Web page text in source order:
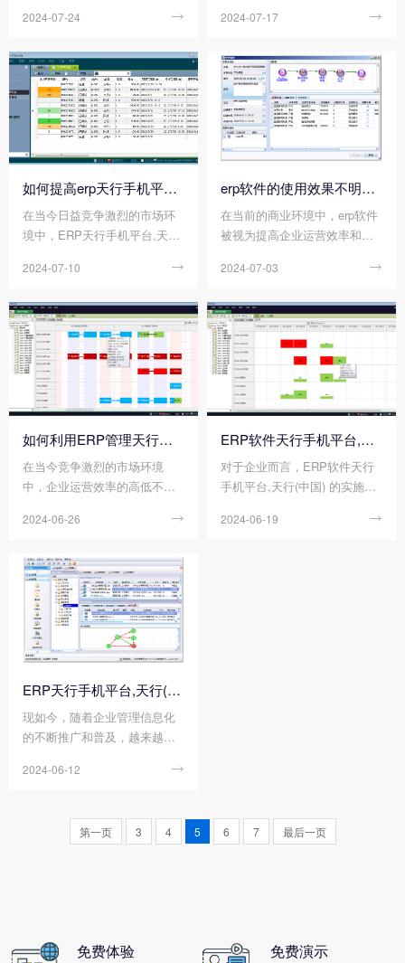
项目的顺利推进和后续的成功
技术层面的考量，还可能会涉
及到组织、人员、流程等多个
方面。那么您知道erp管理天行
手机平台,天行(中国) 实施前，
要做好哪些准备工作吗?
2024-07-24 
步骤之一，因此，企业在实施E
求调研工作，确保调研的全面
性、准确性和深入性，从而才
能为后续的erp软件天行手机平
台,天行(中国) 选型、实施和运
维工作奠定坚实的基础。
2024-07-17 
如何提高erp天行手机平台,天行(中国) 的运行速度?
在当今日益竞争激烈的市场环
境中，ERP天行手机平台,天行
具，其运行速度不仅关乎企业
的直接体现。由此可见，提高E
RP天行手机平台,天行(中国) 运
行速度是企业实现高效运营的
关键步骤之一。那么您知道如
何提高erp天行手机平台,天行
(中国) 的运行速度吗?
2024-07-10 
erp软件的使用效果不明显，该如何改善?
在当前的商业环境中，erp软件
被视为提高企业运营效率和优
而，在erp软件的使用过程中，
就是在某些企业中，erp软件的
使用效果并不如预期般显著。
那么您知道erp软件的使用效果
不明显，该如何改善吗?
2024-07-03 
如何利用ERP管理天行手机平台,天行(中国) 提升企业运营效率?
在当今竞争激烈的市场环境
中，企业运营效率的高低不仅
力，更是企业盈利能力的重要
找一种能够显著提升企业运营
效率的工具或天行手机平台,天
行(中国) ，便成为众多企业家
的迫切需求。而ERP管理天行
手机平台,天行(中国) 作为一种
先进的企业资源计划天行手机
平台,天行(中国) ，已经成为众
具。那么您知道如何利用ERP
管理天行手机平台,天行(中国)
提升企业运营效率吗?
2024-06-26 
ERP软件天行手机平台,天行(中国) 的实施流程分为哪几个阶段?
对于企业而言，ERP软件天行
手机平台,天行(中国) 的实施阶
为它在一定程度上，直接决定
2024-06-19 
ERP天行手机平台,天行(中国) 的上线，需要做好哪些准备工作?
现如今，随着企业管理信息化
的不断推广和普及，越来越多
平台,天行(中国) 。而ERP天行
无疑是企业信息化进程中的一
次重大跨越。而我们为了更好
2024-06-12 
第一页 3 4 5 6 7 最后一页
免费体验 免费演示